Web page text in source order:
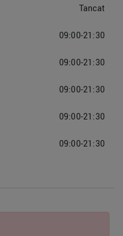
Tancat
09:00-21:30
09:00-21:30
09:00-21:30
09:00-21:30
09:00-21:30